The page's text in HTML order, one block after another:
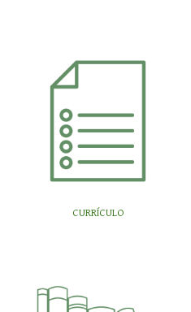
CURRÍCULO